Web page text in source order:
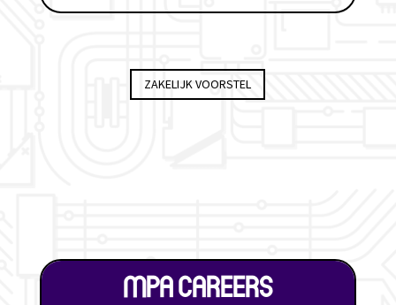
ZAKELIJK VOORSTEL
MPA CAREERS